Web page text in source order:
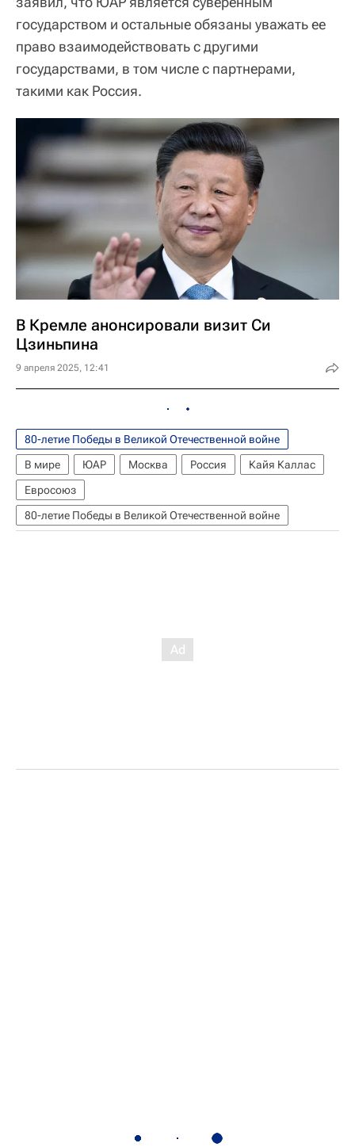
государством и остальные обязаны уважать ее
право взаимодействовать с другими
государствами, в том числе с партнерами,
такими как Россия.
В Кремле анонсировали визит Си
Цзиньпина
9 апреля 2025, 12:41
80-летие Победы в Великой Отечественной войне
В мире
ЮАР Москва Россия
Кайя Каллас
Евросоюз
80-летие Победы в Великой Отечественной войне